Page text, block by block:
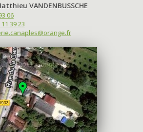
VANDENBUSSCHE
06
39 23